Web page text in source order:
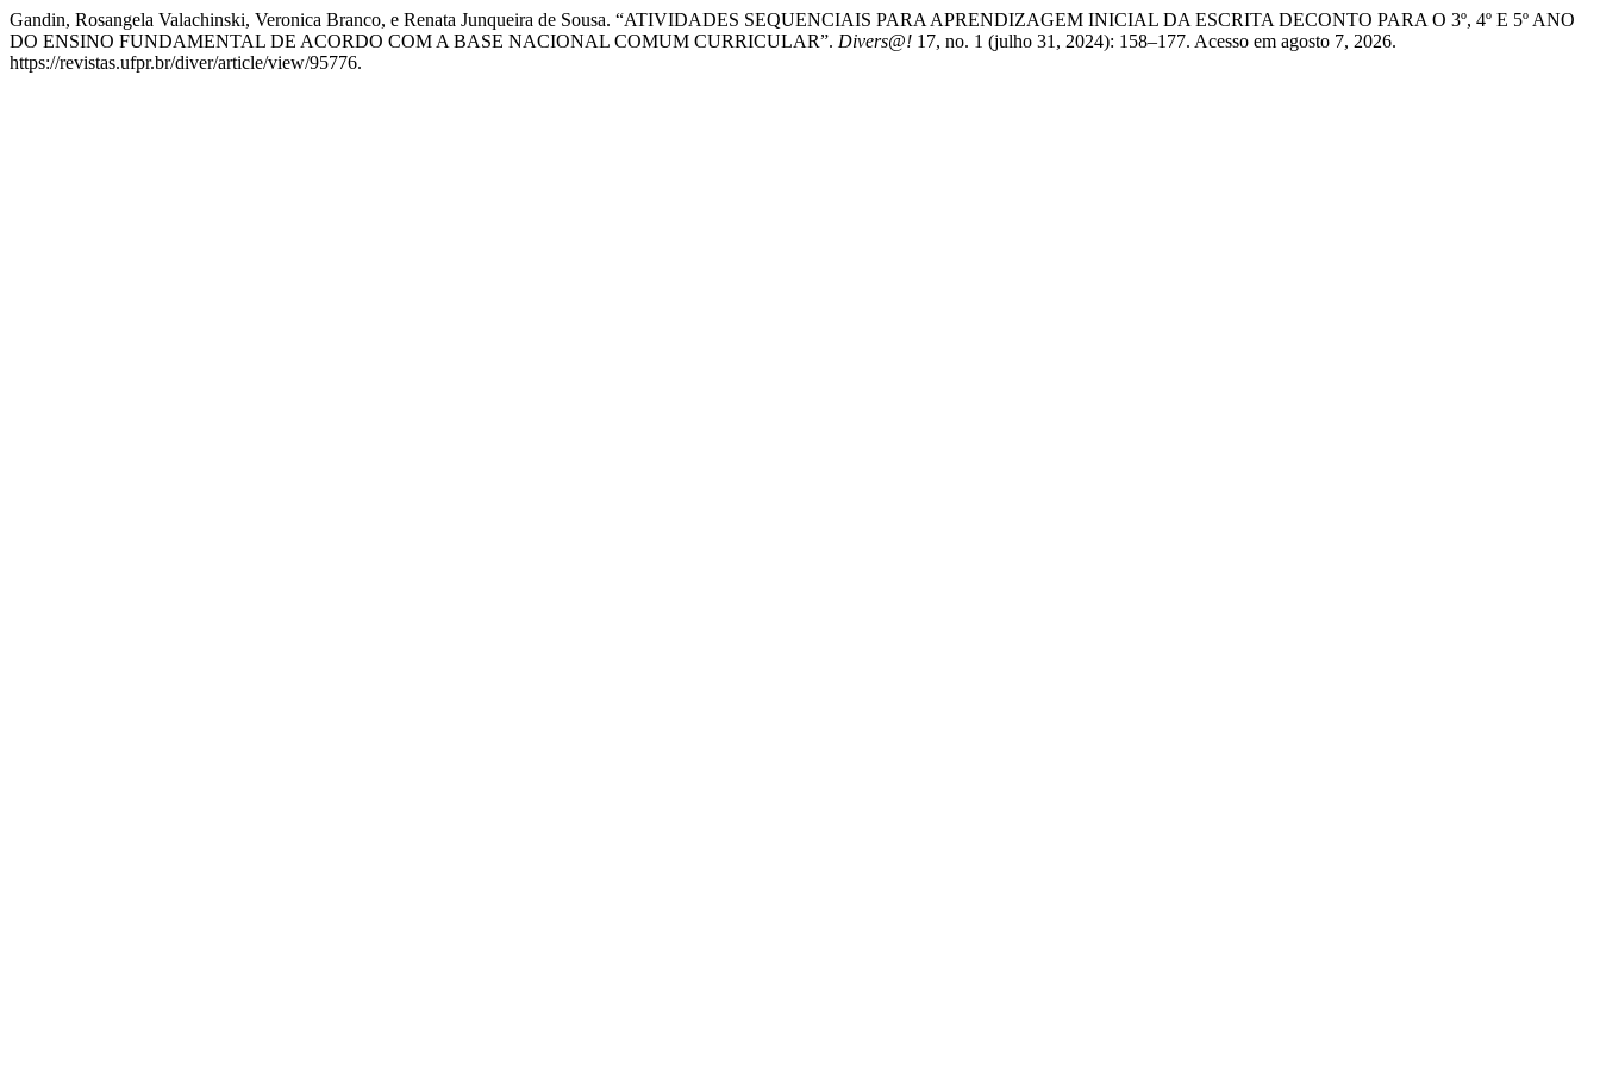
Gandin, Rosangela Valachinski, Veronica Branco, e Renata Junqueira de Sousa. “ATIVIDADES SEQUENCIAIS PARA APRENDIZAGEM INICIAL DA ESCRITA DECONTO PARA O 3º, 4º E 5º ANO
DO ENSINO FUNDAMENTAL DE ACORDO COM A BASE NACIONAL COMUM CURRICULAR”. Divers@! 17, no. 1 (julho 31, 2024): 158–177. Acesso em agosto 7, 2026.
https://revistas.ufpr.br/diver/article/view/95776.